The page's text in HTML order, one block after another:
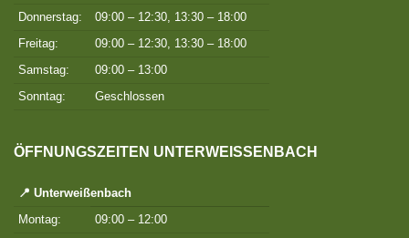
Donnerstag:
09:00 – 12:30, 13:30 – 18:00
Freitag:
09:00 – 12:30, 13:30 – 18:00
Samstag:
09:00 – 13:00
Sonntag:
Geschlossen
ÖFFNUNGSZEITEN UNTERWEISSENBACH
📍 Unterweißenbach
Montag:
09:00 – 12:00